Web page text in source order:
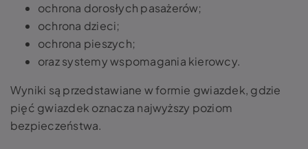
ochrona dorosłych pasażerów;
ochrona dzieci;
ochrona pieszych;
oraz systemy wspomagania kierowcy.
Wyniki są przedstawiane w formie gwiazdek, gdzie
pięć gwiazdek oznacza najwyższy poziom
bezpieczeństwa.